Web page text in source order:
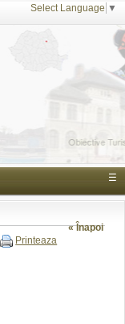
Select Language ▼
☰
« Înapoi
Printeaza